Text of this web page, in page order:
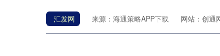
汇发网 来源：海通策略APP下载 网站：创通